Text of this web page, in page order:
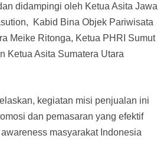
didampingi oleh Ketua Asita Jawa
Kabid Bina Objek Pariwisata
Meike Ritonga, Ketua PHRI Sumut
Ketua Asita Sumatera Utara
kegiatan misi penjualan ini
dan pemasaran yang efektif
masyarakat Indonesia